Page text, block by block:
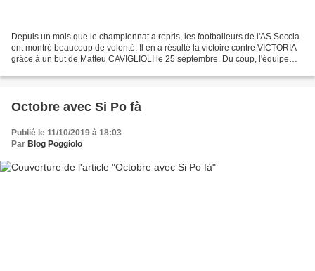
Depuis un mois que le championnat a repris, les footballeurs de l'AS Soccia
ont montré beaucoup de volonté. Il en a résulté la victoire contre VICTORIA
grâce à un but de Matteu CAVIGLIOLI le 25 septembre. Du coup, l'équipe
Octobre avec Si Po fà
Publié le 11/10/2019 à 18:03
Par Blog Poggiolo